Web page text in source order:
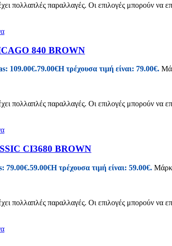
πολλαπλές παραλλαγές. Οι επιλογές μπορούν να
840 BROWN
109.00€.79.00€Η τρέχουσα τιμή είναι: 79.00€.
πολλαπλές παραλλαγές. Οι επιλογές μπορούν να
CI3680 BROWN
79.00€.59.00€Η τρέχουσα τιμή είναι: 59.00€.
πολλαπλές παραλλαγές. Οι επιλογές μπορούν να